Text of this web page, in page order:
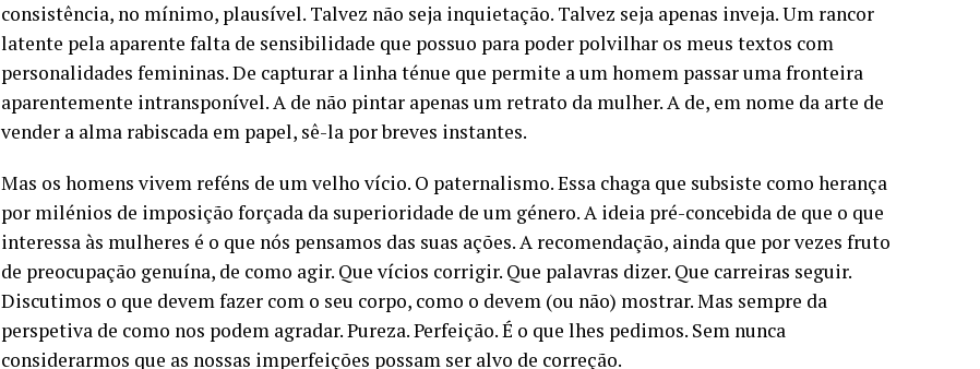
consistência, no mínimo, plausível. Talvez não seja inquietação. Talvez seja apenas inveja. Um rancor
latente pela aparente falta de sensibilidade que possuo para poder polvilhar os meus textos com
personalidades femininas. De capturar a linha ténue que permite a um homem passar uma fronteira
aparentemente intransponível. A de não pintar apenas um retrato da mulher. A de, em nome da arte de
vender a alma rabiscada em papel, sê-la por breves instantes.
Mas os homens vivem reféns de um velho vício. O paternalismo. Essa chaga que subsiste como herança
por milénios de imposição forçada da superioridade de um género. A ideia pré-concebida de que o que
interessa às mulheres é o que nós pensamos das suas ações. A recomendação, ainda que por vezes fruto
de preocupação genuína, de como agir. Que vícios corrigir. Que palavras dizer. Que carreiras seguir.
Discutimos o que devem fazer com o seu corpo, como o devem (ou não) mostrar. Mas sempre da
perspetiva de como nos podem agradar. Pureza. Perfeição. É o que lhes pedimos. Sem nunca
considerarmos que as nossas imperfeições possam ser alvo de correção.